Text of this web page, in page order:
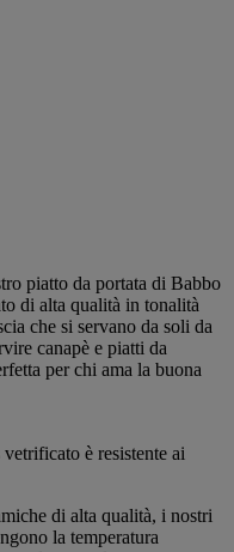
piatto da portata di Babbo
di alta qualità in tonalità
che si servano da soli da
canapè e piatti da
per chi ama la buona
è resistente ai
di alta qualità, i nostri
la temperatura